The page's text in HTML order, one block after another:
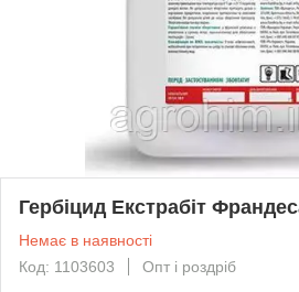
Гербіцид Екстрабіт
Немає в наявності
Код: 1103603
Опт і роздріб